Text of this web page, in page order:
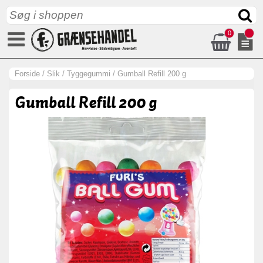
0
Forside / Slik / Tyggegummi / Gumball Refill 200 g
Gumball Refill 200 g